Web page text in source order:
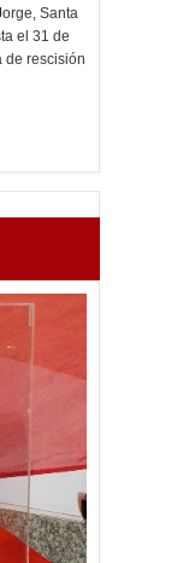
Santa
el 31 de
de rescisión